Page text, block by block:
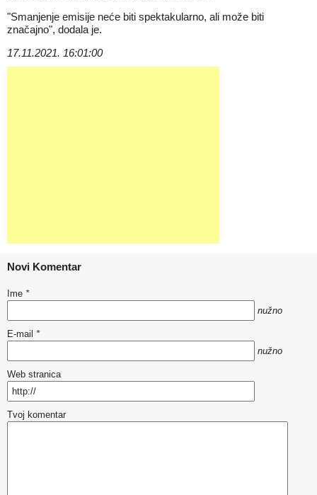
"Smanjenje emisije neće biti spektakularno, ali može biti
značajno", dodala je.
17.11.2021. 16:01:00
Novi Komentar
Ime *
nužno
E-mail *
nužno
Web stranica
Tvoj komentar